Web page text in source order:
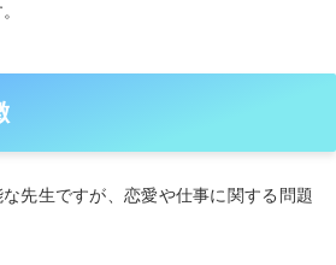
先生ですが、恋愛や仕事に関する問題